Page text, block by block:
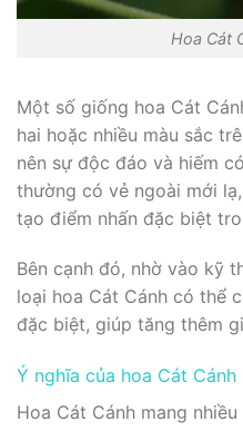
Hoa Cát
Một số giống hoa Cát
hai hoặc nhiều màu sắc
nên sự độc đáo và hiếm
thường có vẻ ngoài mới
tạo điểm nhấn đặc biệt
Bên cạnh đó, nhờ vào kỹ
loại hoa Cát Cánh có thể
đặc biệt, giúp tăng thêm
Ý nghĩa của hoa Cát Cánh
Hoa Cát Cánh mang